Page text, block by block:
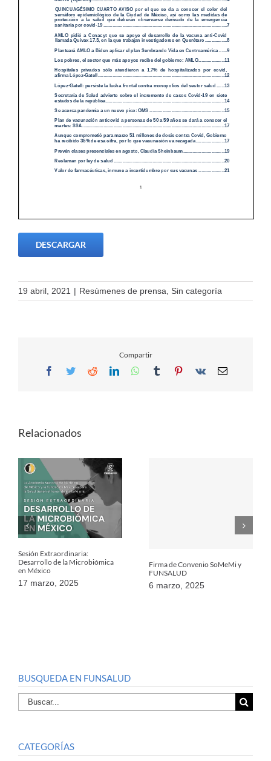
DESCARGAR
19 abril, 2021 | Resúmenes de prensa, Sin categoría
Compartir
Facebook
TwitterRedditLinkedInWhatsApp
TumblrPinterest
Vk Email
Relacionados
Sesión Extraordinaria:
Desarrollo de la Microbiómica
en México
17 marzo, 2025
Firma de Convenio SoMeMi y
FUNSALUD
6 marzo, 2025
BUSQUEDA EN FUNSALUD
Buscar
por:
CATEGORÍAS